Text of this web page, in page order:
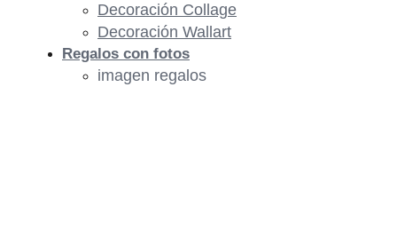
Decoración Collage
Decoración Wallart
Regalos con fotos
imagen regalos